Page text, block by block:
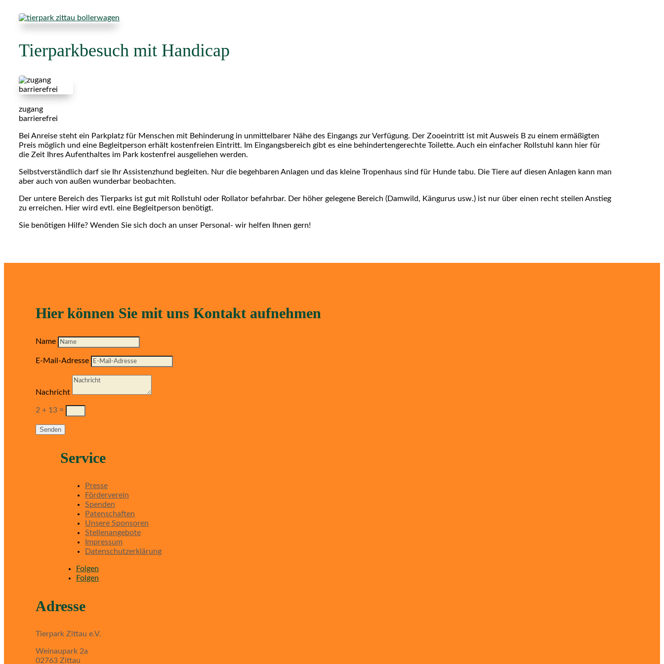
Tierparkbesuch mit Handicap
zugang
barrierefrei
Bei Anreise steht ein Parkplatz für Menschen mit Behinderung in unmittelbarer Nähe des Eingangs zur Verfügung. Der Zooeintritt ist mit Ausweis B zu einem ermäßigten
Preis möglich und eine Begleitperson erhält kostenfreien Eintritt. Im Eingangsbereich gibt es eine behindertengerechte Toilette. Auch ein einfacher Rollstuhl kann hier für
die Zeit Ihres Aufenthaltes im Park kostenfrei ausgeliehen werden.
Selbstverständlich darf sie Ihr Assistenzhund begleiten. Nur die begehbaren Anlagen und das kleine Tropenhaus sind für Hunde tabu. Die Tiere auf diesen Anlagen kann man
aber auch von außen wunderbar beobachten.
Der untere Bereich des Tierparks ist gut mit Rollstuhl oder Rollator befahrbar. Der höher gelegene Bereich (Damwild, Kängurus usw.) ist nur über einen recht steilen Anstieg
zu erreichen. Hier wird evtl. eine Begleitperson benötigt.
Sie benötigen Hilfe? Wenden Sie sich doch an unser Personal- wir helfen Ihnen gern!
Hier können Sie mit uns Kontakt aufnehmen
Name
E-Mail-Adresse
Nachricht
2 + 13 =
Senden
Service
Presse
Förderverein
Spenden
Patenschaften
Unsere Sponsoren
Stellenangebote
Impressum
Datenschutzerklärung
Folgen
Folgen
Adresse
Tierpark Zittau e.V.
Weinaupark 2a
02763 Zittau